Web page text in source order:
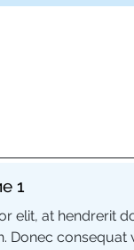
1
elit, at hendrerit
Donec consequat